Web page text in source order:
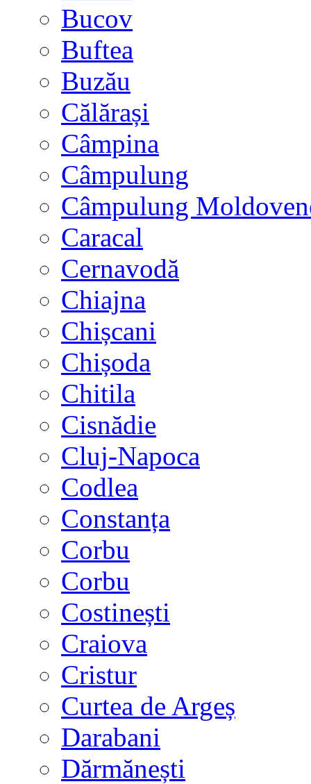
Bucov
Buftea
Buzău
Călărași
Câmpina
Câmpulung
Câmpulung
Caracal
Cernavodă
Chiajna
Chișcani
Chișoda
Chitila
Cisnădie
Cluj-Napoca
Codlea
Constanța
Corbu
Corbu
Costinești
Craiova
Cristur
Curtea de Argeș
Darabani
Dărmănești